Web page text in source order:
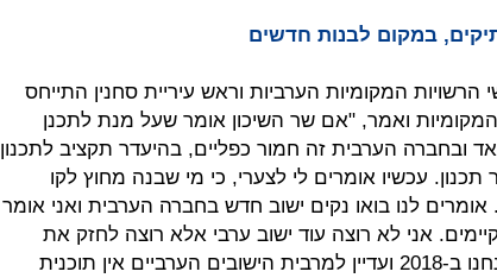
במקום לבנות חדשים
הרשויות המקומיות הערביות וראש עיריית סחנין התייחס
ואמר, "אם שר השיכון אומר שעל מנת לתכנן
מאד ובחברה הערבית זה חמור כפליים, בהיעדר תקציב לתכנון
תכנון. עכשיו אומרים לי לצערי, כי מי שבנה מחוץ לקו
אומרים לנו בואו נקים ישוב חדש בחברה הערבית ואני אומר
אני לא רוצה עוד ישוב ערבי אלא רוצה לחזק את
הישובים הקיימים. אם אנחנו ב-2018 ועדיין למרבית הישובים הערביים אין תוכנית